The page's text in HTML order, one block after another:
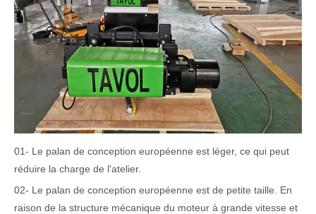
01- Le palan de conception européenne est léger, ce qui peut
réduire la charge de l'atelier.
02- Le palan de conception européenne est de petite taille. En
raison de la structure mécanique du moteur à grande vitesse et